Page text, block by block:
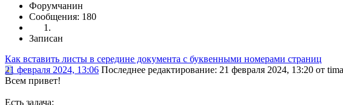
Форумчанин
Сообщения: 180
Записан
Как вставить листы в середине документа с буквенными номерами страниц
21 февраля 2024, 13:06 Последнее редактирование: 21 февраля 2024, 13:20 от
Всем привет!
Есть задача: